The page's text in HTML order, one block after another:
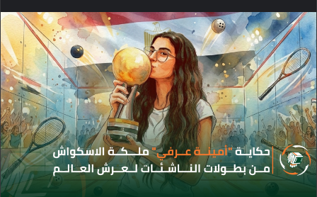
n
d
a
n
e
m
a
i
l